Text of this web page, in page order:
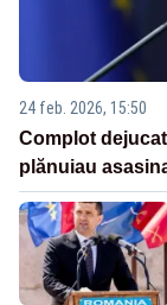
24 feb. 2026, 15:50
Complot
plănuiau